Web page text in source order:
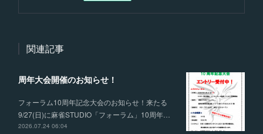
関連記事
周年大会開催のお知らせ！
フォーラム10周年記念大会のお知らせ！来たる
9/27(日)に麻雀STUDIO「フォーラム」10周年…
2026.07.24 06:04